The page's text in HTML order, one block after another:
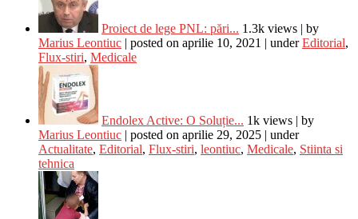
Proiect de lege PNL: pări... 1.3k views | by
Marius Leontiuc | posted on aprilie 10, 2021 | underEditorial,
Flux-stiri, Medicale
Endolex Active: O Soluție... 1k views | by
Marius Leontiuc | posted on aprilie 29, 2025 | under
Actualitate, Editorial, Flux-stiri, leontiuc, Medicale, Stiinta si
tehnica